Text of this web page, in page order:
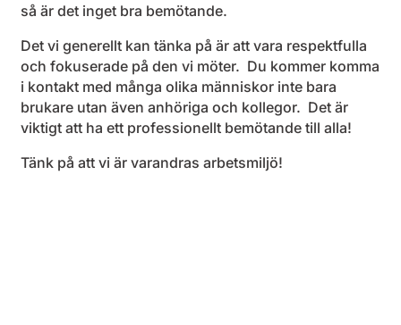
så är det inget bra bemötande.
Det vi generellt kan tänka på är att vara respektfulla
och fokuserade på den vi möter. Du kommer komma
i kontakt med många olika människor inte bara
brukare utan även anhöriga och kollegor. Det är
viktigt att ha ett professionellt bemötande till alla!
Tänk på att vi är varandras arbetsmiljö!